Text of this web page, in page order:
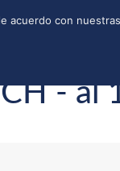
- al
acuerdo con